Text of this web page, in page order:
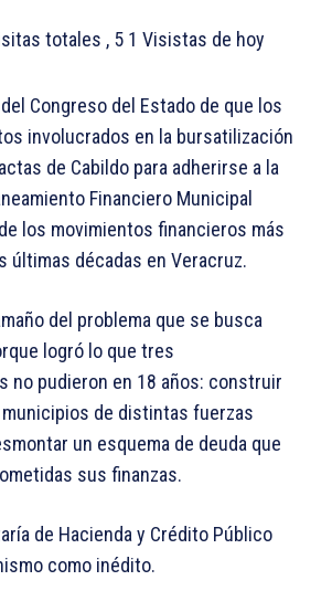
totales , 5 1 Visistas de hoy
Congreso del Estado de que los
involucrados en la bursatilización
de Cabildo para adherirse a la
Financiero Municipal
los movimientos financieros más
últimas décadas en Veracruz.
del problema que se busca
logró lo que tres
no pudieron en 18 años: construir
de distintas fuerzas
un esquema de deuda que
sus finanzas.
de Hacienda y Crédito Público
como inédito.